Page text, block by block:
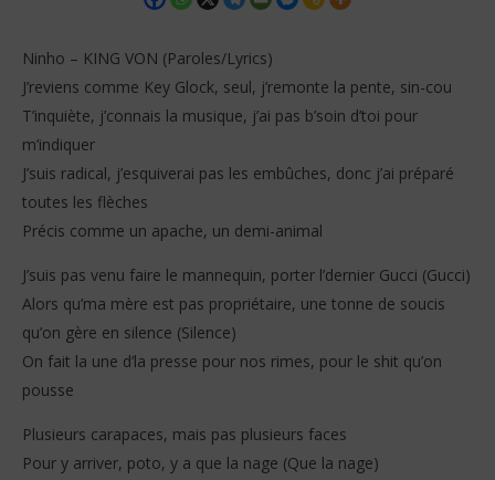
NOW VIEWING
Ninho – KING VON (Paroles/Lyrics)
26
décembre
2025
Stone
Ninho – KING VON (Paroles/Lyrics)
J’reviens comme Key Glock, seul, j’remonte la pente, sin-cou
T’inquiète, j’connais la musique, j’ai pas b’soin d’toi pour
m’indiquer
J’suis radical, j’esquiverai pas les embûches, donc j’ai préparé
toutes les flèches
Précis comme un apache, un demi-animal
J’suis pas venu faire le mannequin, porter l’dernier Gucci (Gucci)
Alors qu’ma mère est pas propriétaire, une tonne de soucis
qu’on gère en silence (Silence)
On fait la unе d’la presse pour nos rimes, pour lе shit qu’on
pousse
Plusieurs carapaces, mais pas plusieurs faces
Pour y arriver, poto, y a que la nage (Que la nage)